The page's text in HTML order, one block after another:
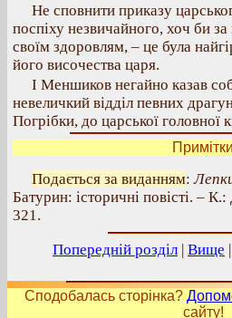
Не сповнити приказу
поспіху незвичайного, хоч би
своїм здоровлям, – це була
його височества царя.
І Меншиков негайно казав
невеличкий відділ певних
Погрібки, до царської головної
Примітки
Подається за виданням:
Батурин: історичні повісті. –
321.
Попередній розділ | Вище |
Сподобалась сторінка?
сайту!